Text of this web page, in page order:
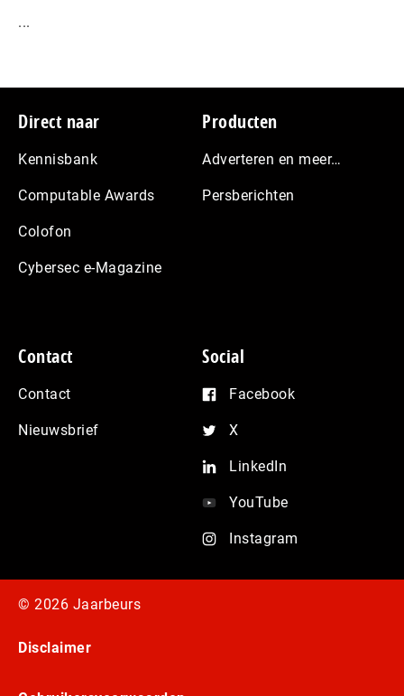
...
Footer
Direct naar
Kennisbank
Computable Awards
Colofon
Cybersec e-Magazine
Producten
Adverteren en meer…
Persberichten
Contact
Contact
Nieuwsbrief
Social
Facebook
X
LinkedIn
YouTube
Instagram
© 2026 Jaarbeurs
Disclaimer